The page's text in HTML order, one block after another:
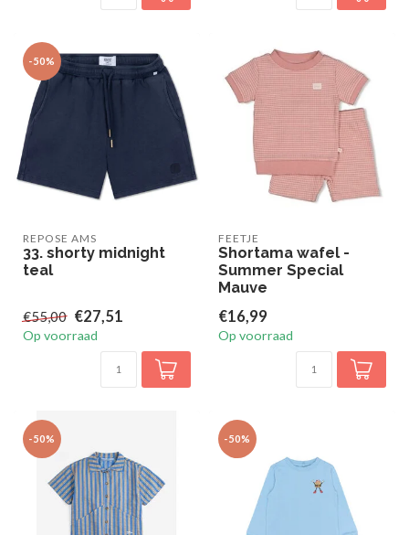
-50%
REPOSE AMS
33. shorty midnight
teal
€55,00 €27,51
Op voorraad
FEETJE
Shortama wafel -
Summer Special
Mauve
€16,99
Op voorraad
-50% -50%